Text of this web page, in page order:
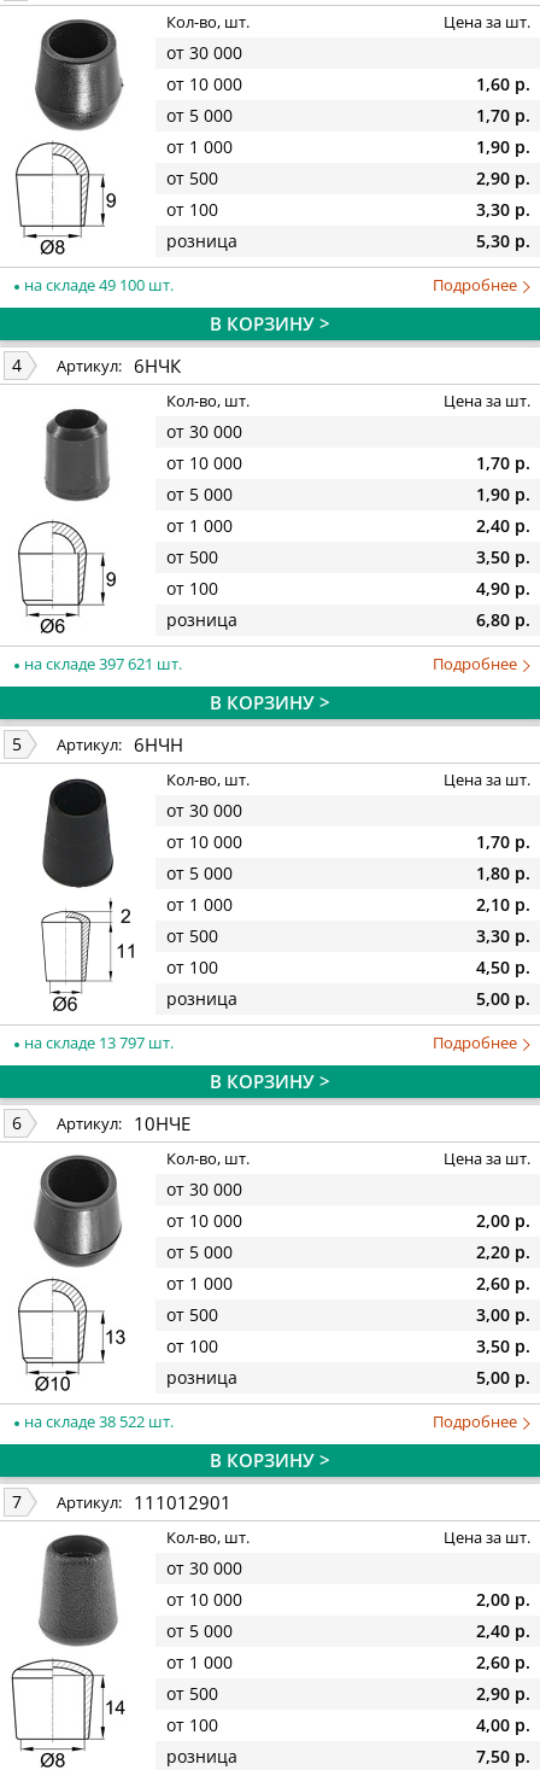
Кол-во, шт. Цена за шт.
от 30 000
от 10 000
1,60 р.
от 5 000
1,70 р.
от 1 000
1,90 р.
от 500
2,90 р.
от 100
3,30 р.
розница
5,30 р.
на складе 49 100 шт. Подробнее
В КОРЗИНУ >
4 Артикул: 6НЧК
Кол-во, шт. Цена за шт.
от 30 000
от 10 000
1,70 р.
от 5 000
1,90 р.
от 1 000
2,40 р.
от 500
3,50 р.
от 100
4,90 р.
розница
6,80 р.
на складе 397 621 шт. Подробнее
В КОРЗИНУ >
5 Артикул: 6НЧН
Кол-во, шт. Цена за шт.
от 30 000
от 10 000
1,70 р.
от 5 000
1,80 р.
от 1 000
2,10 р.
от 500
3,30 р.
от 100
4,50 р.
розница
5,00 р.
на складе 13 797 шт. Подробнее
В КОРЗИНУ >
6 Артикул: 10НЧЕ
Кол-во, шт. Цена за шт.
от 30 000
от 10 000
2,00 р.
от 5 000
2,20 р.
от 1 000
2,60 р.
от 500
3,00 р.
от 100
3,50 р.
розница
5,00 р.
на складе 38 522 шт. Подробнее
В КОРЗИНУ >
7 Артикул: 111012901
Кол-во, шт. Цена за шт.
от 30 000
от 10 000
2,00 р.
от 5 000
2,40 р.
от 1 000
2,60 р.
от 500
2,90 р.
от 100
4,00 р.
розница
7,50 р.